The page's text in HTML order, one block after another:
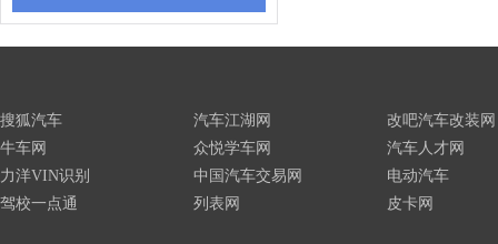
搜狐汽车
牛车网
力洋VIN识别
驾校一点通
汽车江湖网
众悦学车网
中国汽车交易网
列表网
改吧汽车改装网
汽车人才网
电动汽车
皮卡网